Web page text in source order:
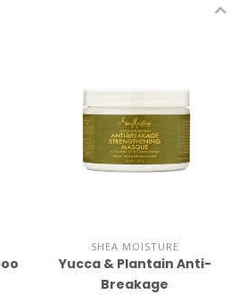
SHEA MOISTURE
Yucca & Plantain Anti-
Breakage